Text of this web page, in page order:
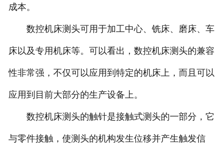
成本。
数控机床测头可用于加工中心、铣床、磨床、车
床以及专用机床等。可以看出，数控机床测头的兼容
性非常强，不仅可以应用到特定的机床上，而且可以
应用到目前大部分的生产设备上。
数控机床测头的触针是接触式测头的一部分，它
与零件接触，使测头的机构发生位移并产生触发信